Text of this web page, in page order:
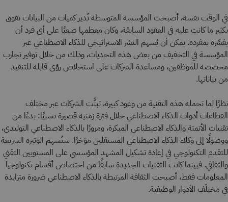
في الوقت نفسه، أصبحت المؤسسة المتوسطة تُدير كميات من البيانات تفوق
بكثير ما كانت عليه في العقود السابقة، وكان معظمها صعبًا على أي فرد أن
يفسِّره بمفرده. يمكن أن يُسهم النشر الاستراتيجي للذكاء الاصطناعي عبر
المؤسسة في التخفيف من بعض هذه التحديات، وذلك من خلال توفير تجارب
مخصصة للموظفين، ومساعدة الشركات على استخلاص رؤى قابلة للتنفيذ
من بياناتها.
نظرًا لما تحمله هذه التقنية من وعود كبيرة، تبنَّت الشركات عبر مختلف
القطاعات أدوات الذكاء الاصطناعي خلال فترة زمنية قصيرة نسبيًا: بدءًا من
تقنيات الأتمتة والذكاء الاصطناعي المبكرة، ومرورًا بالذكاء الاصطناعي التوليدي،
ووصولًا إلى وكلاء الذكاء الاصطناعي المستقلين مؤخرًا. ستُسهم الوتيرة السريعة
للتقدم التكنولوجي في إعادة تشكيل المشهد المؤسسي على المستويين التقني
والثقافي. فبينما كانت التقنيات الجديدة سابقًا من اختصاص أقسام تكنولوجيا
المعلومات فقط، أصبحت الثقافة المرتبطة بالذكاء الاصطناعي ضرورة متزايدة
في مختلَف الأدوار الوظيفية.